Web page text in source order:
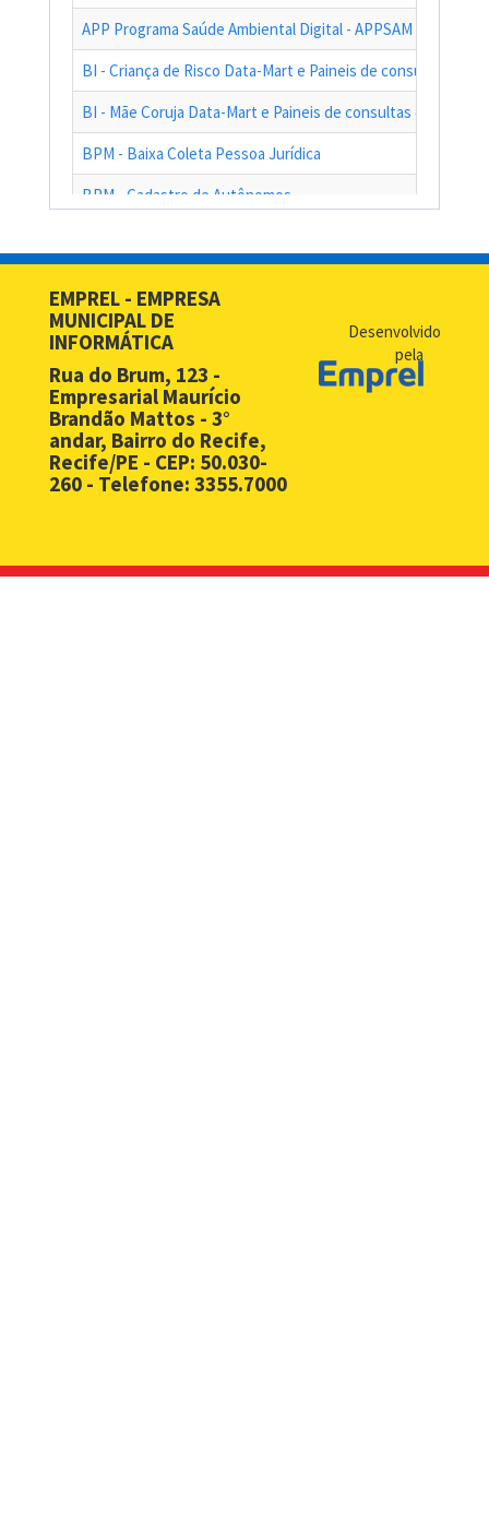
APP Programa Saúde Ambiental Digital - APPSAM
BI - Criança de Risco Data-Mart e Paineis de consultas das
BI - Mãe Coruja Data-Mart e Paineis de consultas das
BPM - Baixa Coleta Pessoa Jurídica
BPM - Cadastro de Autônomos
BPM - Cadastro Simplificado para Contribuintes de Outros
BPM - Desbloqueio de Senha Web - PF
BPM - Desbloqueio de Senha Web - PJ
BPM - Licença Premio
BPM - Monitoramento Áreas de Risco
EMPREL - EMPRESA
MUNICIPAL DE
INFORMÁTICA
Rua do Brum, 123 -
Empresarial Maurício
Brandão Mattos - 3°
andar, Bairro do Recife,
Recife/PE - CEP: 50.030-
260 - Telefone: 3355.7000
Desenvolvido
pela